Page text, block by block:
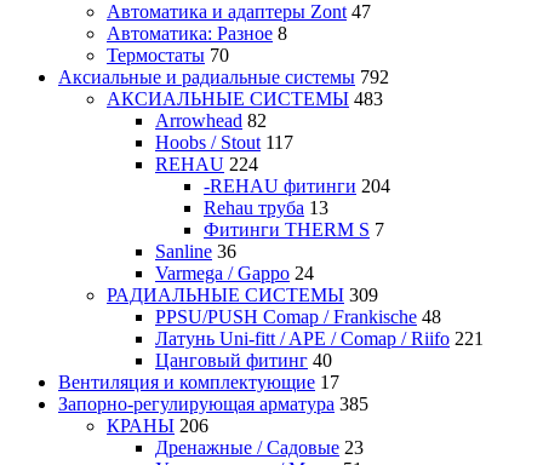
Автоматика и адаптеры Zont 47
Автоматика: Разное 8
Термостаты 70
Аксиальные и радиальные системы 792
АКСИАЛЬНЫЕ СИСТЕМЫ 483
Arrowhead 82
Hoobs / Stout 117
REHAU 224
-REHAU фитинги 204
Rehau труба 13
Фитинги THERM S 7
Sanline 36
Varmega / Gappo 24
РАДИАЛЬНЫЕ СИСТЕМЫ 309
PPSU/PUSH Comap / Frankische 48
Латунь Uni-fitt / APE / Comap / Riifo 221
Цанговый фитинг 40
Вентиляция и комплектующие 17
Запорно-регулирующая арматура 385
КРАНЫ 206
Дренажные / Садовые 23